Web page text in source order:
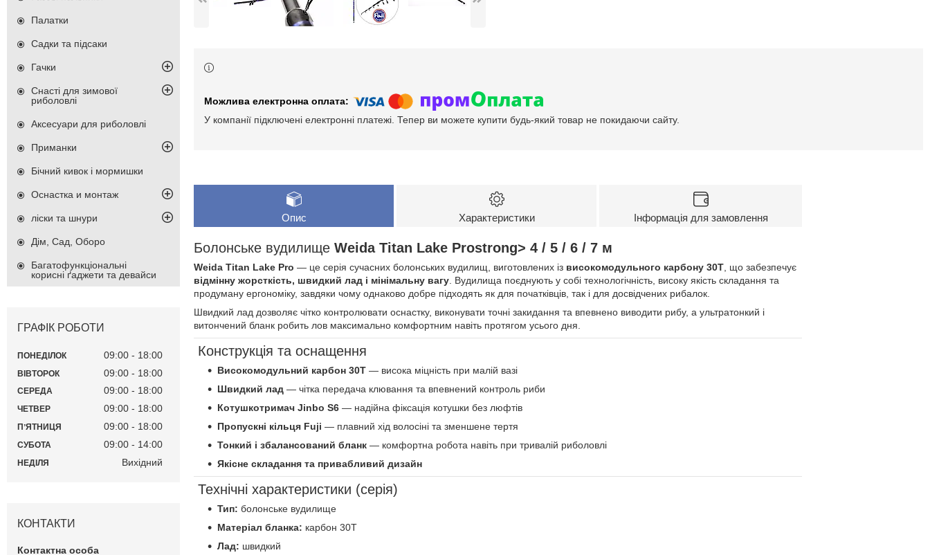
У компанії підключені електронні платежі. Тепер ви можете купити будь-який товар не покидаючи сайту.
Опис Характеристики Інформація для замовлення
Болонське вудилище Weida Titan Lake Prostrong> 4 / 5 / 6 / 7 м
Weida Titan Lake Pro — це серія сучасних болонських вудилищ, виготовлених із високомодульного карбону 30T , що забезпечує
відмінну жорсткість, швидкий лад і мінімальну вагу . Вудилища поєднують у собі технологічність, високу якість складання та
продуману ергономіку, завдяки чому однаково добре підходять як для початківців, так і для досвідчених рибалок.
Швидкий лад дозволяє чітко контролювати оснастку, виконувати точні закидання та впевнено виводити рибу, а ультратонкий і
витончений бланк робить лов максимально комфортним навіть протягом усього дня.
Конструкція та оснащення
Високомодульний карбон 30T — висока міцність при малій вазі
Швидкий лад — чітка передача клювання та впевнений контроль риби
Котушкотримач Jinbo S6 — надійна фіксація котушки без люфтів
Пропускні кільця Fuji — плавний хід волосіні та зменшене тертя
Тонкий і збалансований бланк — комфортна робота навіть при тривалій риболовлі
Якісне складання та привабливий дизайн
Технічні характеристики (серія)
Тип: болонське вудилище
Матеріал бланка: карбон 30T
Лад: швидкий
Палатки
Садки та підсаки
Гачки
Снасті для зимової
риболовлі
Аксесуари для риболовлі
Приманки
Бічний кивок і мормишки
Оснастка и монтаж
ліски та шнури
Дім, Сад, Оборо
Багатофункціональні
корисні ґаджети та девайси
ГРАФІК РОБОТИ
ПОНЕДІЛОК 09:00 18:00
ВІВТОРОК 09:00 18:00
СЕРЕДА 09:00 18:00
ЧЕТВЕР 09:00 18:00
ПʼЯТНИЦЯ 09:00 18:00
СУБОТА 09:00 14:00
НЕДІЛЯ Вихідний
КОНТАКТИ